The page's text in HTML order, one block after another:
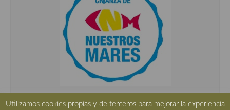
Utilizamos cookies propias y de terceros para mejorar la experiencia